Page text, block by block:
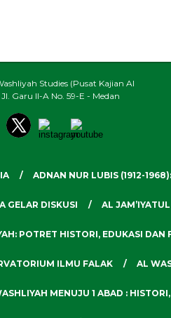
Studies (Pusat Kajian Al
Garu II-A No. 59-E - Medan
ADNAN NUR LUBIS (1912-
GELAR DISKUSI AL
POTRET HISTORI, EDUKASI DAN
ILMU FALAK AL
MENUJU 1 ABAD :